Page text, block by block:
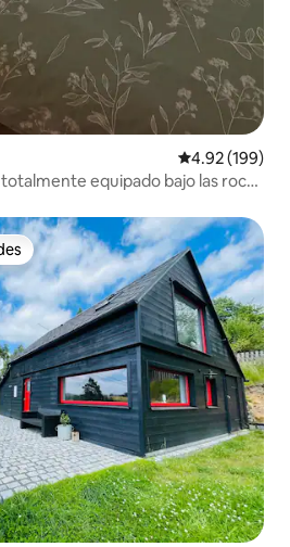
Calificación
4.92 (199)
equipado bajo las rocas